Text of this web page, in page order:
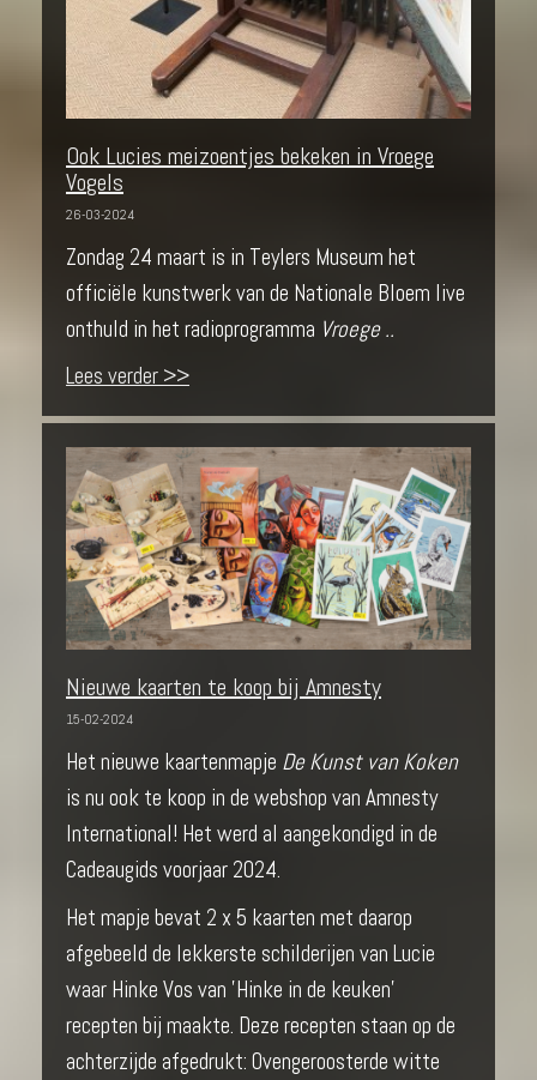
Ook Lucies meizoentjes bekeken in Vroege
Vogels
26-03-2024
Zondag 24 maart is in Teylers Museum het
officiële kunstwerk van de Nationale Bloem live
onthuld in het radioprogramma Vroege ..
Lees verder >>
Nieuwe kaarten te koop bij Amnesty
15-02-2024
Het nieuwe kaartenmapje De Kunst van Koken
is nu ook te koop in de webshop van Amnesty
International! Het werd al aangekondigd in de
Cadeaugids voorjaar 2024.
Het mapje bevat 2 x 5 kaarten met daarop
afgebeeld de lekkerste schilderijen van Lucie
waar Hinke Vos van 'Hinke in de keuken'
recepten bij maakte. Deze recepten staan op de
achterzijde afgedrukt: Ovengeroosterde witte